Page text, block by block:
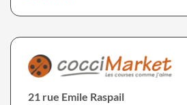
21 rue Emile Raspail